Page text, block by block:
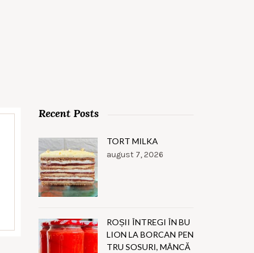
Recent Posts
TORT MILKA
august 7, 2026
ROȘII ÎNTREGI ÎN BU
LION LA BORCAN PEN
TRU SOSURI, MÂNCĂ